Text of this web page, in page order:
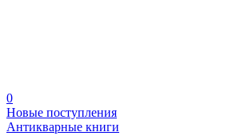
0
Новые поступления
Антикварные книги